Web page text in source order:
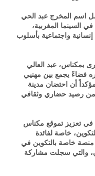
اسم المخرج عبد الحي
السينما المغربية،
واجتماعية بأسلوب
بمكناس، عبد العالي
فضاءً يجمع بين مهنيي
أن احتضان مدينة
من رصيد حضاري وثقافي
في تعزيز تموقع مكناس
خاصة لفائدة
منصة خاصة بالتكوين في
والتي سجلت مشاركة